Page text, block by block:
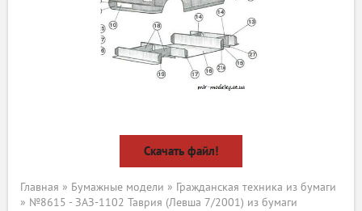
Скачать файл!
Главная » Бумажные модели » Гражданская техника из бумаги
» №8615 - ЗАЗ-1102 Таврия (Левша 7/2001) из бумаги